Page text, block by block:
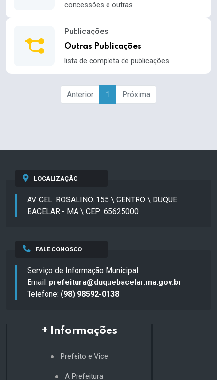
concessões e outras
Publicações
Outras Publicações
lista de completa de publicações
Anterior 1 Próxima
LOCALIZAÇÃO
AV. CEL. ROSALINO, 155 \ CENTRO \ DUQUE
BACELAR - MA \ CEP: 65625000
FALE CONOSCO
Serviço de Informação Municipal
Email: prefeitura@duquebacelar.ma.gov.br
Telefone: (98) 98592-0138
+ Informações
Prefeito e Vice
A Prefeitura